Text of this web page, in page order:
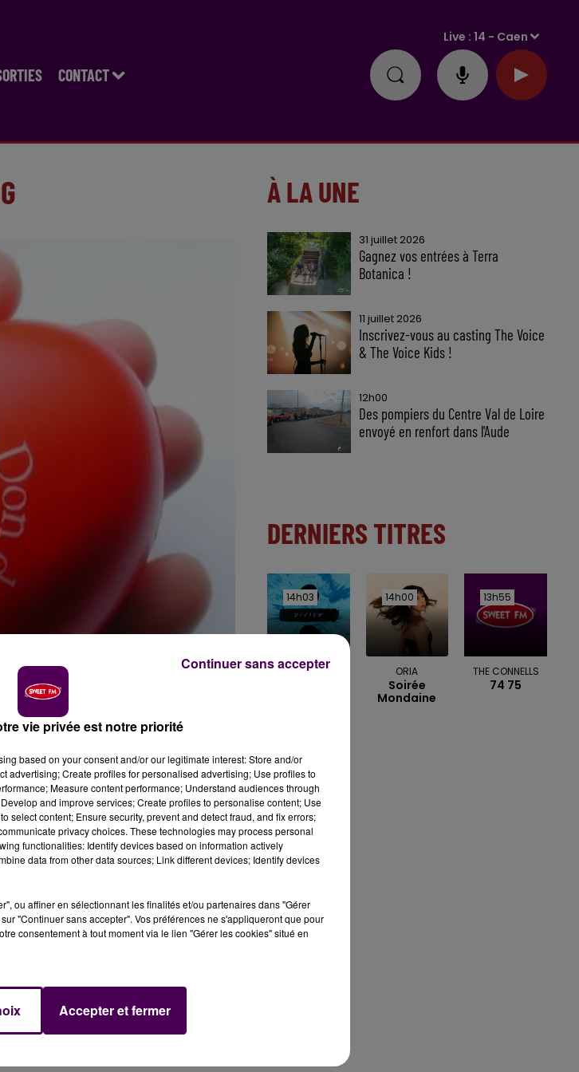
CONTACT
Live :14 - Caen
donner un peu de son sang ne
de sauver des vies. Ce lundi 6
d'une collecte mobile :
: sur les 61 personnes à s'être
l'Etablissement Français du
À LA UNE
31 juillet 2026
Gagnez vos entrées à Terra
Botanica !
11 juillet 2026
Inscrivez-vous au casting The Voice
& The Voice Kids !
12h00
Des pompiers du Centre Val de Loire
envoyé en renfort dans l'Aude
DERNIERS TITRES
14h03
14h03
ED SHEERAN
14h00
14h00
ORIA
Soirée
Mondaine
13h55
13h55
THE CONNELLS
74 75
vie privée est notre priorité
based on your consent and/or our legitimate interest: Store and/or
advertising; Create profiles for personalised advertising; Use profiles to
Measure content performance; Understand audiences through
and improve services; Create profiles to personalise content; Use
select content; Ensure security, prevent and detect fraud, and fix errors;
privacy choices. These technologies may process personal
functionalities: Identify devices based on information actively
data from other data sources; Link different devices; Identify devices
ou affiner en sélectionnant les finalités et/ou partenaires dans "Gérer
"Continuer sans accepter". Vos préférences ne s'appliqueront que pour
consentement à tout moment via le lien "Gérer les cookies" situé en
Accepter et fermer
Continuer sans accepter